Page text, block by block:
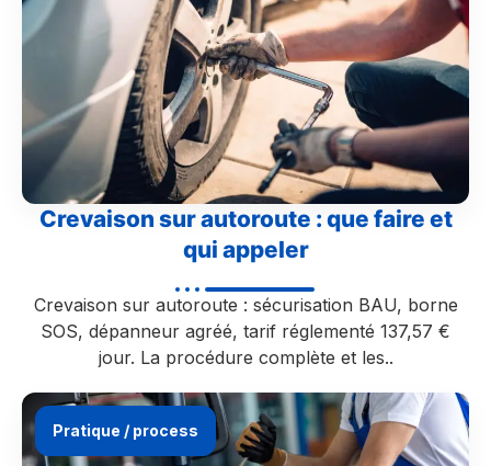
Crevaison sur autoroute : que faire et
qui appeler
Crevaison sur autoroute : sécurisation BAU, borne
SOS, dépanneur agréé, tarif réglementé 137,57 €
jour. La procédure complète et les..
Pratique / process